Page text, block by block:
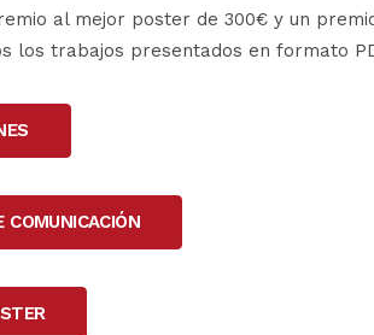
al mejor poster de 300€ y un
los trabajos presentados en formato
COMUNICACIÓN